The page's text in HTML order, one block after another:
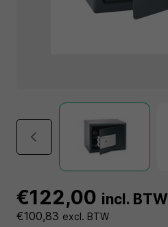
€122,00 incl. BTW
€100,83 excl. BTW